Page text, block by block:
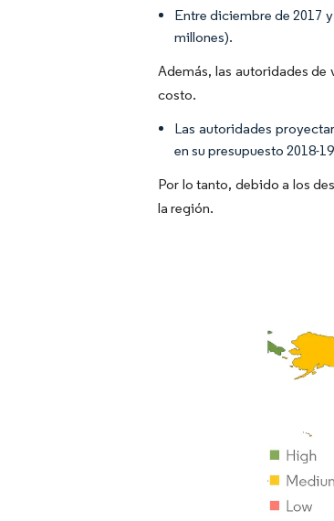
Entre diciembre de 2017
millones).
Además, las autoridades
costo.
Las autoridades
en su presupuesto 2018-
Por lo tanto, debido a los
la región.